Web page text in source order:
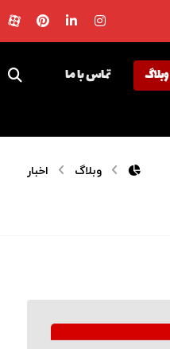
وبلاگ تماس با ما
وبلاگ اخبار